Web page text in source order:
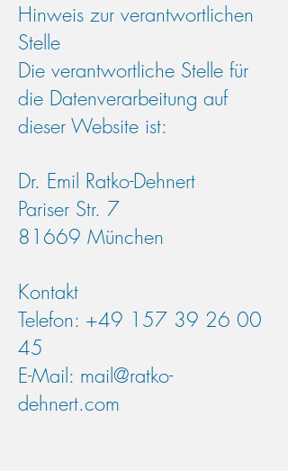
Hinweis zur verantwortlichen
Stelle
Die verantwortliche Stelle für
die Datenverarbeitung auf
dieser Website ist:
Dr. Emil Ratko-Dehnert
Pariser Str. 7
81669 München
Kontakt
Telefon: +49 157 39 26 00
45
E-Mail: mail@ratko-
dehnert.com